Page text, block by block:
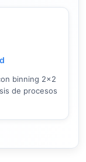
binning 2×2
de procesos